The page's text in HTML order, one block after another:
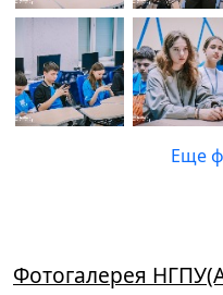
Еще
Фотогалерея